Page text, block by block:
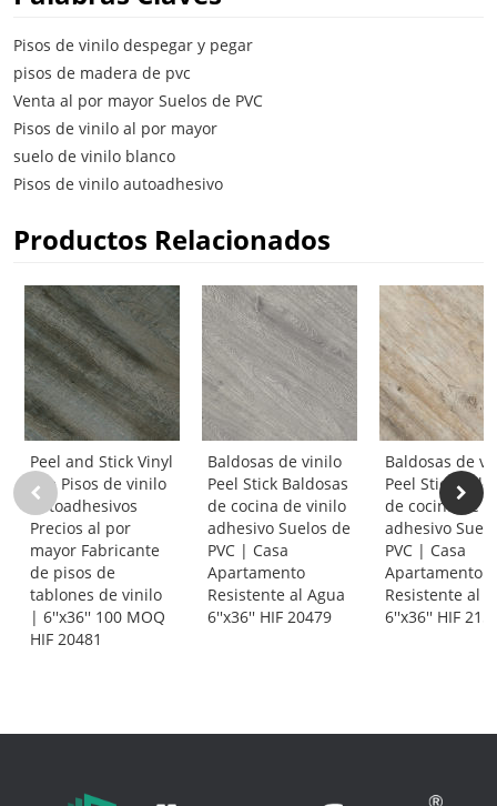
Pisos de vinilo despegar y pegar
pisos de madera de pvc
Venta al por mayor Suelos de PVC
Pisos de vinilo al por mayor
suelo de vinilo blanco
Pisos de vinilo autoadhesivo
Productos Relacionados
Peel and Stick Vinyl
Tile Pisos de vinilo
autoadhesivos
Precios al por
mayor Fabricante
de pisos de
tablones de vinilo
| 6''x36'' 100 MOQ
HIF 20481
Baldosas de vinilo
Peel Stick Baldosas
de cocina de vinilo
adhesivo Suelos de
PVC | Casa
Apartamento
Resistente al Agua
6''x36'' HIF 20479
Baldosas de
Peel Stick
de cocina de
adhesivo
PVC | Casa
Apartamento
Resistente al
6''x36'' HIF